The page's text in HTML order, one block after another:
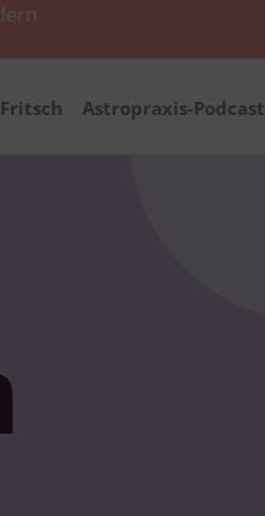
Astropraxis-Podcast